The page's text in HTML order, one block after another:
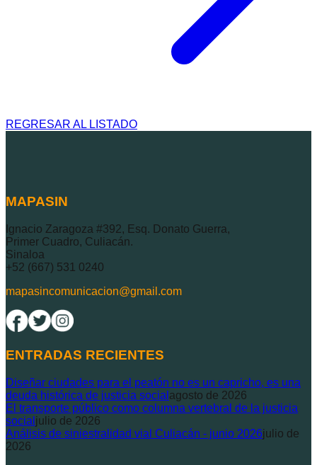
REGRESAR AL LISTADO
MAPASIN
Ignacio Zaragoza #392, Esq. Donato Guerra,
Primer Cuadro, Culiacán.
Sinaloa
+52 (667) 531 0240
mapasincomunicacion@gmail.com
ENTRADAS RECIENTES
Diseñar ciudades para el peatón no es un capricho, es una
deuda histórica de justicia social agosto de 2026
El transporte público como columna vertebral de la justicia
social julio de 2026
Análisis de siniestralidad vial Culiacán - junio 2026julio de
2026